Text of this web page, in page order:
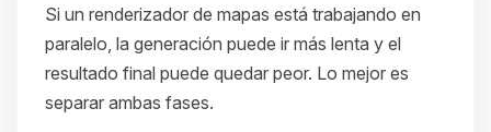
Si un renderizador de mapas está trabajando en
paralelo, la generación puede ir más lenta y el
resultado final puede quedar peor. Lo mejor es
separar ambas fases.